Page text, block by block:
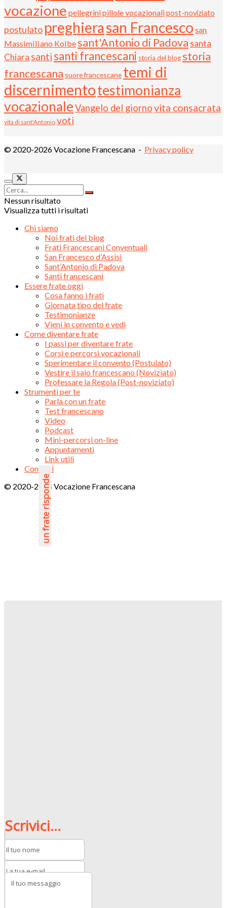
vocazione pellegrinipillole vocazionalipost-noviziato
postulato preghierasan Francesco san
Massimiliano Kolbe sant'Antonio di Padova santa
Chiara santisanti francescani storia del blog storia
francescana suore francescane temi di
discernimentotestimonianza
vocazionaleVangelo del giornovita consacrata
vita di sant'Antonio voti
© 2020-2026 Vocazione Francescana - Privacy policy
Nessun risultato
Visualizza tutti i risultati
Chi siamo
Noi frati del blog
Frati Francescani Conventuali
San Francesco d’Assisi
Sant’Antonio di Padova
Santi francescani
Essere frate oggi
Cosa fanno i frati
Giornata tipo del frate
Testimonianze
Vieni in convento e vedi
Come diventare frate
I passi per diventare frate
Corsi e percorsi vocazionali
Sperimentare il convento (Postulato)
Vestire il saio francescano (Noviziato)
Professare la Regola (Post-noviziato)
Strumenti per te
Parla con un frate
Test francescano
Video
Podcast
Mini-percorsi on-line
Appuntamenti
Link utili
Contatti
© 2020-2025 Vocazione Francescana
un frate risponde
Scrivici...